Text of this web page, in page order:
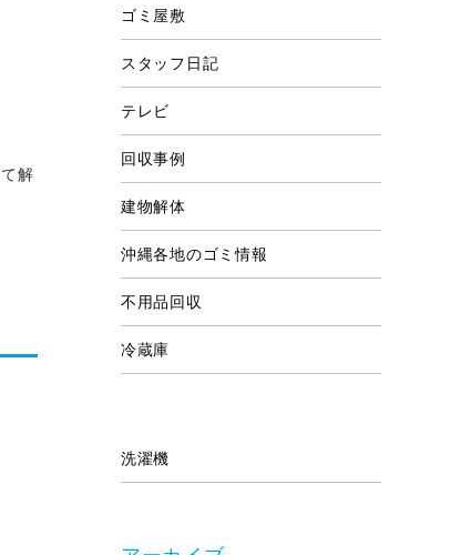
解
ゴミ屋敷
スタッフ日記
テレビ
回収事例
建物解体
沖縄各地のゴミ情報
不用品回収
冷蔵庫
洗濯機